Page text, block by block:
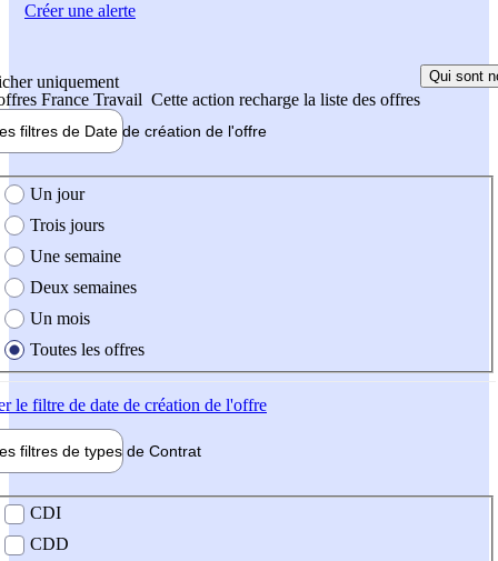
uniquement
France Travail Cette action recharge la liste des offres
Qui sont
filtres de Date de création de l'offre
création de l'offre
Un jour
Trois jours
Une semaine
Deux semaines
Un mois
Toutes les offres
le filtre de date de création de l'offre
filtres de types de Contrat
contrat
CDI
CDD
Créer une alerte